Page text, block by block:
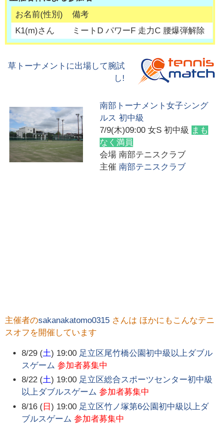
お名前(性別)
備考
K1(m)さん ミートD パワーF 走力C 腰爆弾解除
草トーナメントに出場して腕試
し!
南部トーナメント女子シング
ルス 初中級
7/9(木)09:00 女S 初中級 まも
なく満員
会場 南部テニスクラブ
主催 南部テニスクラブ
主催者のsakanakatomo0315 さんは ほかにもこんなテニ
スオフを開催しています
8/29 (土) 19:00 足立区尾竹橋公園初中級以上ダブル
スゲーム 参加者募集中
8/22 (土) 19:00 足立区総合スポーツセンター初中級
以上ダブルスゲーム 参加者募集中
8/16 ( 日) 19:00 足立区竹ノ塚第6公園初中級以上ダ
ブルスゲーム 参加者募集中